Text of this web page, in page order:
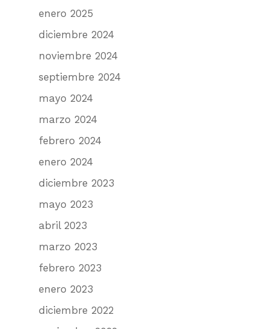
enero 2025
diciembre 2024
noviembre 2024
septiembre 2024
mayo 2024
marzo 2024
febrero 2024
enero 2024
diciembre 2023
mayo 2023
abril 2023
marzo 2023
febrero 2023
enero 2023
diciembre 2022